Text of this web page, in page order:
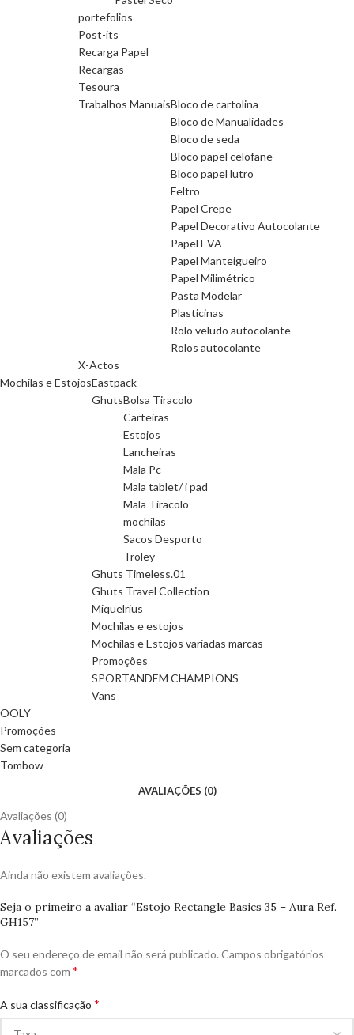
portefolios
Post-its
Recarga Papel
Recargas
Tesoura
Trabalhos ManuaisBloco de cartolina
Bloco de Manualidades
Bloco de seda
Bloco papel celofane
Bloco papel lutro
Feltro
Papel Crepe
Papel Decorativo Autocolante
Papel EVA
Papel Manteigueiro
Papel Milimétrico
Pasta Modelar
Plasticinas
Rolo veludo autocolante
Rolos autocolante
X-Actos
Mochilas e EstojosEastpack
GhutsBolsa Tiracolo
Carteiras
Estojos
Lancheiras
Mala Pc
Mala tablet/ i pad
Mala Tiracolo
mochilas
Sacos Desporto
Troley
Ghuts Timeless.01
Ghuts Travel Collection
Miquelrius
Mochilas e estojos
Mochilas e Estojos variadas marcas
Promoções
SPORTANDEM CHAMPIONS
Vans
OOLY
Promoções
Sem categoria
Tombow
AVALIAÇÕES (0)
Avaliações (0)
Avaliações
Ainda não existem avaliações.
Seja o primeiro a avaliar “Estojo Rectangle Basics 35 – Aura Ref.
GH157”
O seu endereço de email não será publicado. Campos obrigatórios
marcados com *
A sua classificação *